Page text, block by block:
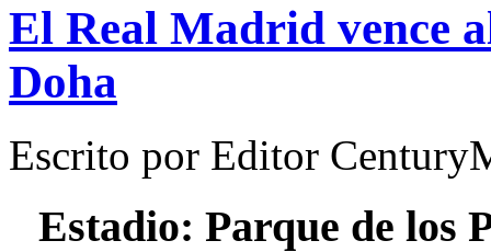
El Real Madrid vence
Doha
Escrito por Editor
Estadio: Parque de los